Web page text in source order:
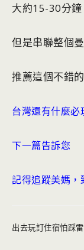
大約15-30分鐘
但是串聯整個
推薦這個不錯
台灣還有什麼必
下一篇告訴您
記得追蹤美媽，
出去玩訂住宿怕踩